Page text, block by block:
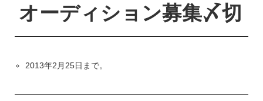
オーディション募集〆切
2013年2月25日まで。